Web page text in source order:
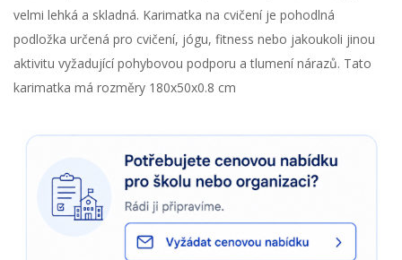
velmi lehká a skladná. Karimatka na cvičení je pohodlná
podložka určená pro cvičení, jógu, fitness nebo jakoukoli jinou
aktivitu vyžadující pohybovou podporu a tlumení nárazů. Tato
karimatka má rozměry 180x50x0.8 cm